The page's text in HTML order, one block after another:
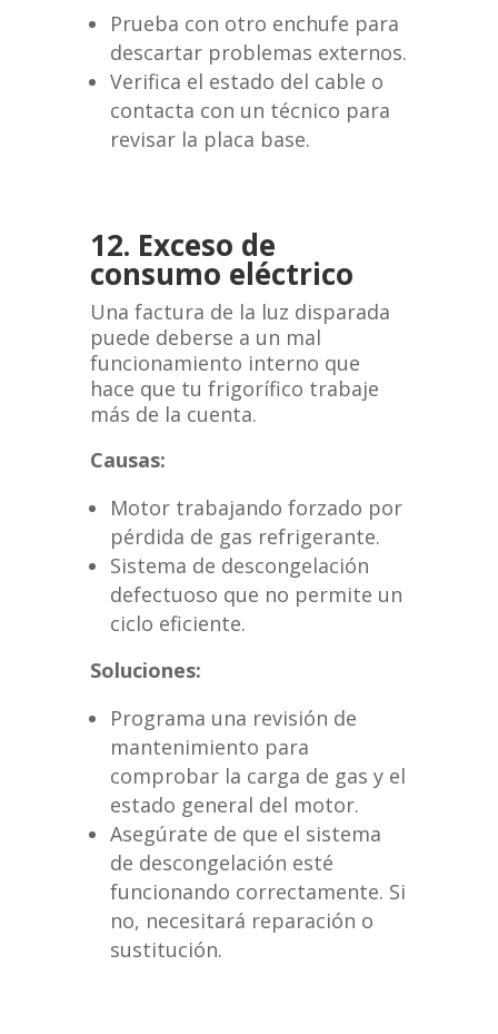
Prueba con otro enchufe para
descartar problemas externos.
Verifica el estado del cable o
contacta con un técnico para
revisar la placa base.
12. Exceso de
consumo eléctrico
Una factura de la luz disparada
puede deberse a un mal
funcionamiento interno que
hace que tu frigorífico trabaje
más de la cuenta.
Causas:
Motor trabajando forzado por
pérdida de gas refrigerante.
Sistema de descongelación
defectuoso que no permite un
ciclo eficiente.
Soluciones:
Programa una revisión de
mantenimiento para
comprobar la carga de gas y el
estado general del motor.
Asegúrate de que el sistema
de descongelación esté
funcionando correctamente. Si
no, necesitará reparación o
sustitución.